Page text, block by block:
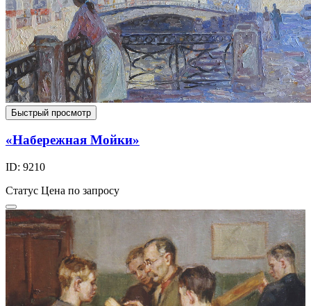
Быстрый просмотр
«Набережная Мойки»
ID: 9210
Статус Цена по запросу